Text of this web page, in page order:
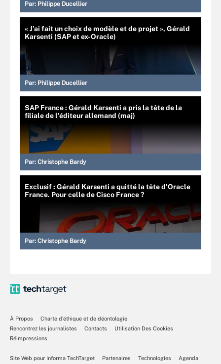
Par: Philippe Ducellier
« J’ai fait un choix de modèle et de projet », Gérald
Karsenti (SAP et ex-Oracle)
Par: Philippe Ducellier
SAP France : Gérald Karsenti a pris la tête de la
filiale de l'éditeur allemand (maj)
Par: Christophe Bardy
Exclusif : Gérald Karsenti a quitté la tête d'Oracle
France. Pour celle de Cisco France ?
Par: Christophe Bardy
À Propos
Charte d’éthique et de déontologie
Rencontrez les journalistes
Contacts
Utilisation Des Cookies
Réimpressions
Site Web pour Informa TechTarget Partenaires Technologies Agenda